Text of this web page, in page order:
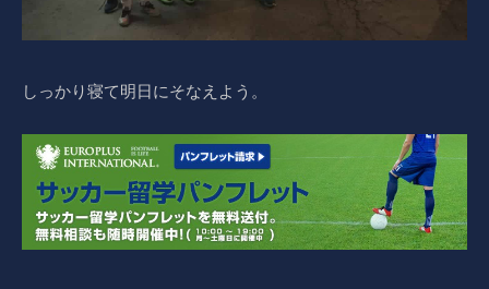
しっかり寝て明日にそなえよう。